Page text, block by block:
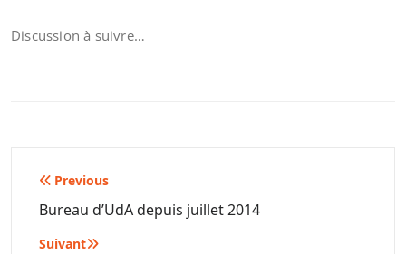
Discussion à suivre…
Navigation
de
l’article
Previous
Bureau d’UdA depuis juillet 2014
Suivant